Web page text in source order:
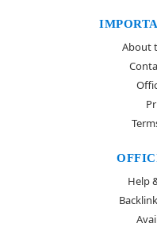
About
Help